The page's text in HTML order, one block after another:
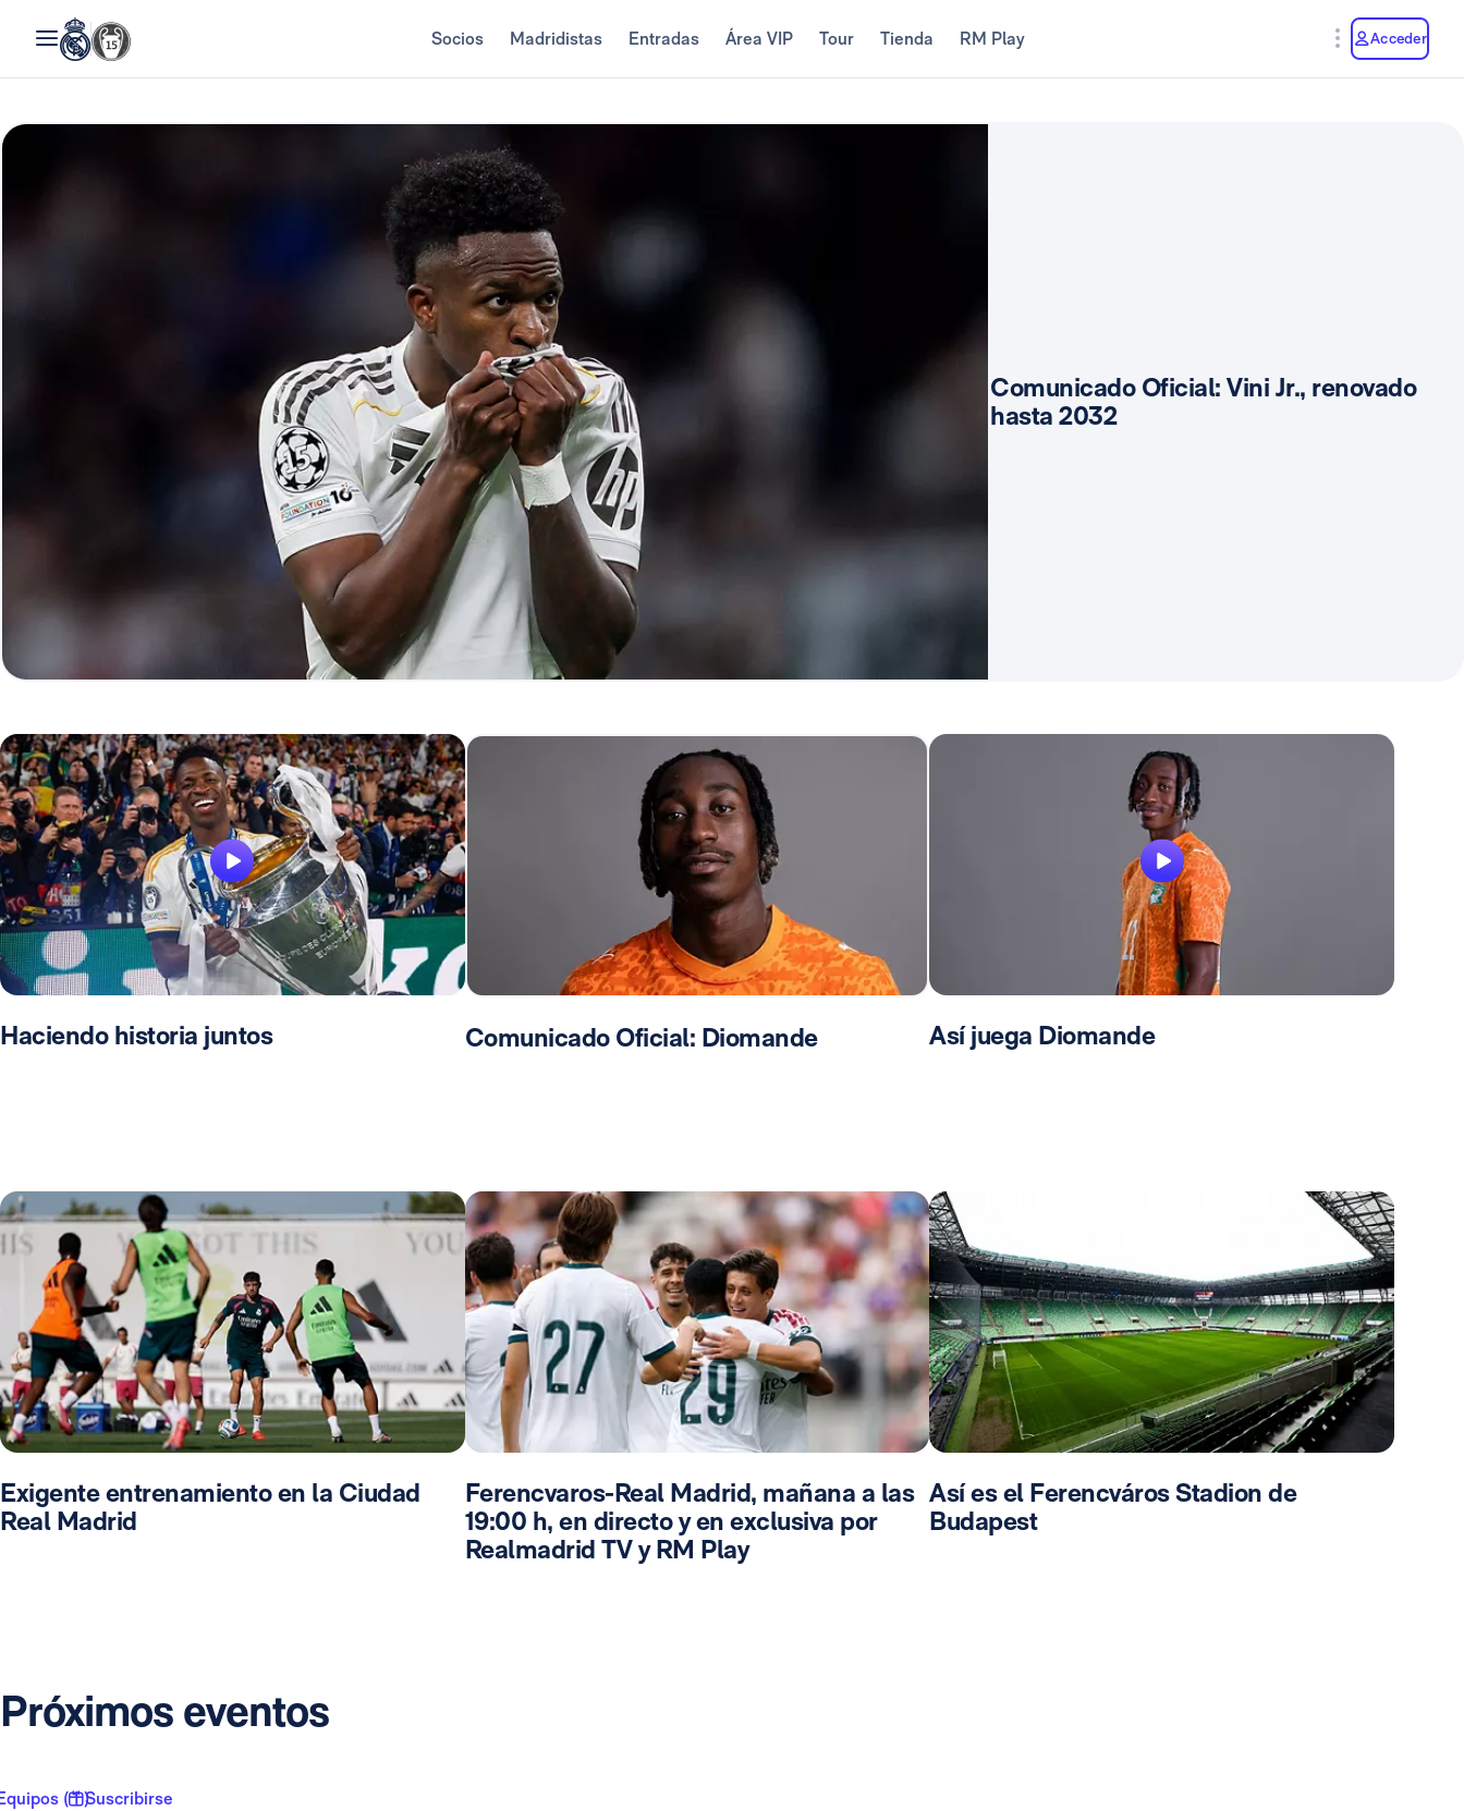
Socios Madridistas Entradas Área VIP Tour Tienda RM Play Acceder
Comunicado Oficial: Vini Jr., renovado
hasta 2032
Haciendo historia juntos Comunicado Oficial: Diomande Así juega Diomande
Exigente entrenamiento en la Ciudad
Real Madrid
Ferencvaros-Real Madrid, mañana a las
19:00 h, en directo y en exclusiva por
Realmadrid TV y RM Play
Así es el Ferencváros Stadion de
Budapest
Próximos eventos
( 1 )Suscribirse